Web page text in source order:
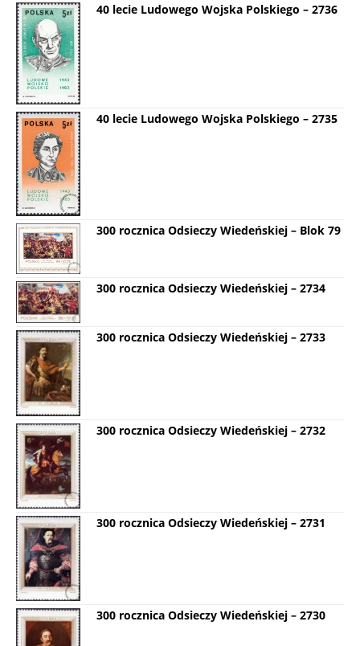
40 lecie Ludowego Wojska Polskiego – 2736
40 lecie Ludowego Wojska Polskiego – 2735
300 rocznica Odsieczy Wiedeńskiej – Blok 79
300 rocznica Odsieczy Wiedeńskiej – 2734
300 rocznica Odsieczy Wiedeńskiej – 2733
300 rocznica Odsieczy Wiedeńskiej – 2732
300 rocznica Odsieczy Wiedeńskiej – 2731
300 rocznica Odsieczy Wiedeńskiej – 2730